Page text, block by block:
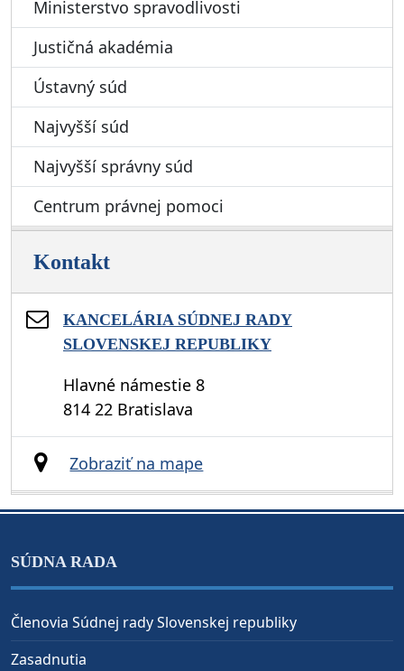
Ministerstvo spravodlivosti
Justičná akadémia
Ústavný súd
Najvyšší súd
Najvyšší správny súd
Centrum právnej pomoci
Kontakt
KANCELÁRIA SÚDNEJ RADY
SLOVENSKEJ REPUBLIKY
Hlavné námestie 8
814 22 Bratislava
Zobraziť na mape
SÚDNA RADA
Členovia Súdnej rady Slovenskej republiky
Zasadnutia